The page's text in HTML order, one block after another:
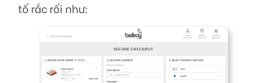
tố rắc rối như: